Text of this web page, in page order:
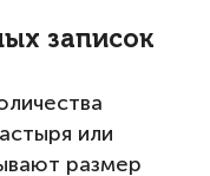
записок
или
размер